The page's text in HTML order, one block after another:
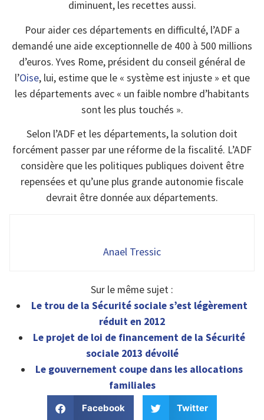
diminuent, les recettes aussi.
Pour aider ces départements en difficulté, l’ADF a
demandé une aide exceptionnelle de 400 à 500 millions
d’euros. Yves Rome, président du conseil général de
l’Oise, lui, estime que le « système est injuste » et que
les départements avec « un faible nombre d’habitants
sont les plus touchés ».
Selon l’ADF et les départements, la solution doit
forcément passer par une réforme de la fiscalité. L’ADF
considère que les politiques publiques doivent être
repensées et qu’une plus grande autonomie fiscale
devrait être donnée aux départements.
Anael Tressic
Sur le même sujet :
Le trou de la Sécurité sociale s’est légèrement
réduit en 2012
Le projet de loi de financement de la Sécurité
sociale 2013 dévoilé
Le gouvernement coupe dans les allocations
familiales
Facebook Twitter